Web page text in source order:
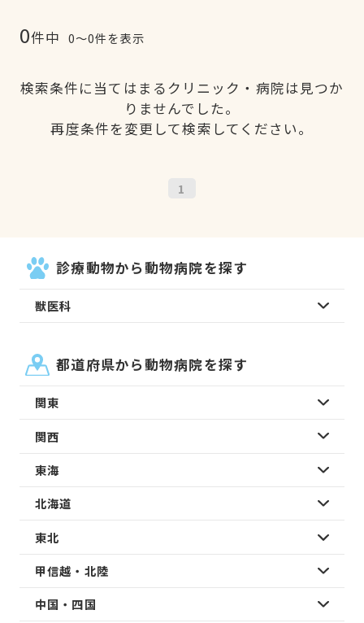
0件中 0〜0件を表示
検索条件に当てはまるクリニック・病院は見つか
りませんでした。
再度条件を変更して検索してください。
1
診療動物から動物病院を探す
獣医科
都道府県から動物病院を探す
関東
関西
東海
北海道
東北
甲信越・北陸
中国・四国